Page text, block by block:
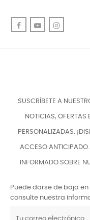
FacebookYouTube
SUSCRÍBETE A
NOTICIAS, OFERTAS
PERSONALIZADAS.
ACCESO ANTICIPADO
INFORMADO SOBRE
Puede darse de baja
consulte nuestra